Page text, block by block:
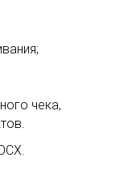
чека,